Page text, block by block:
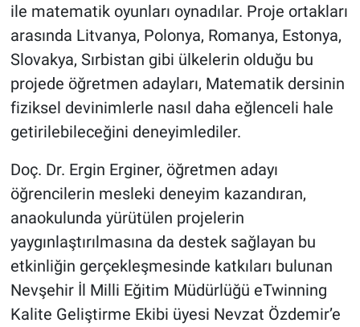
ile matematik oyunları oynadılar. Proje ortakları
arasında Litvanya, Polonya, Romanya, Estonya,
Slovakya, Sırbistan gibi ülkelerin olduğu bu
projede öğretmen adayları, Matematik dersinin
fiziksel devinimlerle nasıl daha eğlenceli hale
getirilebileceğini deneyimlediler.
Doç. Dr. Ergin Erginer, öğretmen adayı
öğrencilerin mesleki deneyim kazandıran,
anaokulunda yürütülen projelerin
yaygınlaştırılmasına da destek sağlayan bu
etkinliğin gerçekleşmesinde katkıları bulunan
Nevşehir İl Milli Eğitim Müdürlüğü eTwinning
Kalite Geliştirme Ekibi üyesi Nevzat Özdemir’e